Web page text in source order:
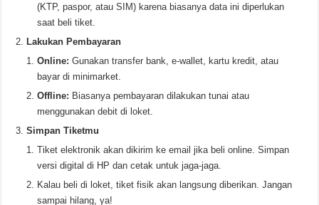
(KTP, paspor, atau SIM) karena biasanya data ini diperlukan
saat beli tiket.
Lakukan Pembayaran
Online: Gunakan transfer bank, e-wallet, kartu kredit, atau
bayar di minimarket.
Offline: Biasanya pembayaran dilakukan tunai atau
menggunakan debit di loket.
Simpan Tiketmu
Tiket elektronik akan dikirim ke email jika beli online. Simpan
versi digital di HP dan cetak untuk jaga-jaga.
Kalau beli di loket, tiket fisik akan langsung diberikan. Jangan
sampai hilang, ya!